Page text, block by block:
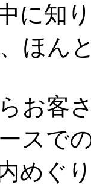
に知
ほん
お客
スで
めぐ